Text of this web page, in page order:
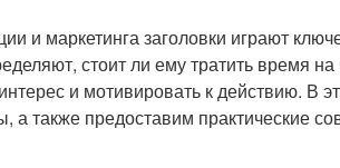
и маркетинга заголовки играют
стоит ли ему тратить время
и мотивировать к действию. В
а также предоставим практические